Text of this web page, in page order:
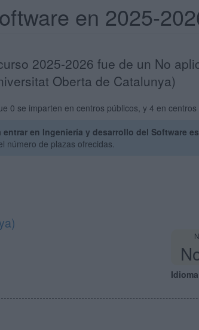
en 2025-
2025-2026 fue de un No
Oberta de Catalunya)
0 se imparten en centros públicos, y 4 en centros
en Ingeniería y desarrollo del Software
número de plazas ofrecidas.